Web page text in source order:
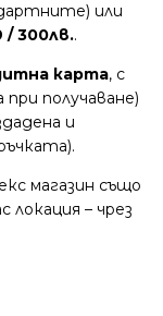
или
/ 300лв..
карта, с
получаване)
и
магазин също
– чрез